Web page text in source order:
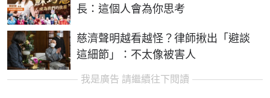
長：這個人會為你思考
慈濟聲明越看越怪？律師揪出「避談
這細節」：不太像被害人
我是廣告 請繼續往下閱讀